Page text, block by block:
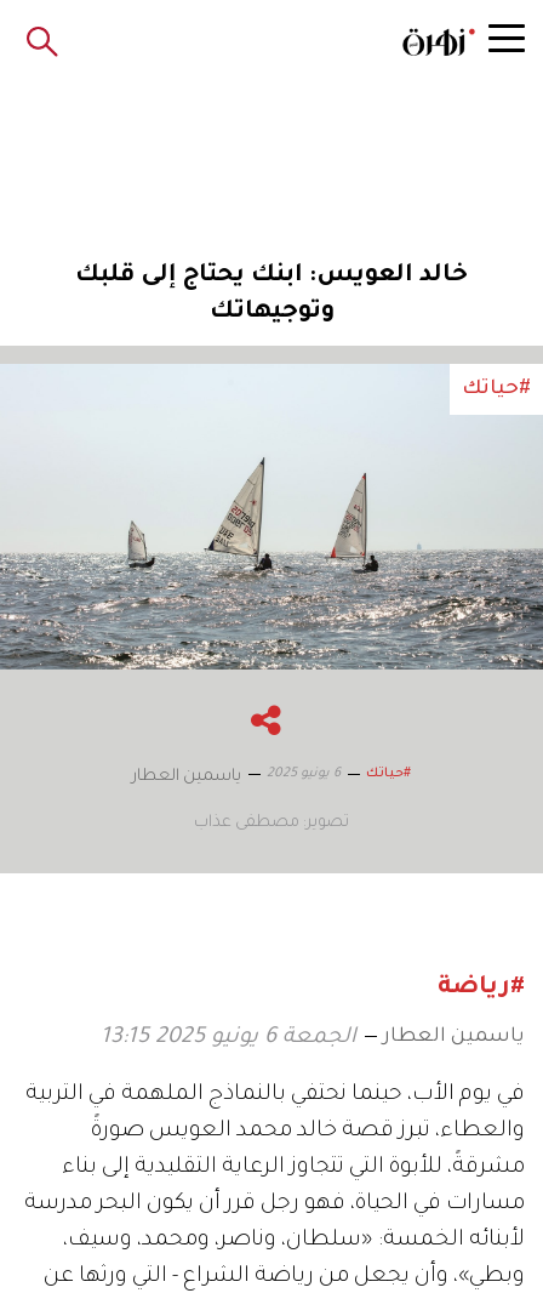
خالد العويس: ابنك يحتاج إلى قلبك
وتوجيهاتك
#حياتك
#حياتك 6 يونيو 2025 ياسمين العطار
تصوير: مصطفى عذاب
#رياضة
ياسمين العطار الجمعة 6 يونيو 2025 13:15
في يوم الأب، حينما نحتفي بالنماذج الملهمة في التربية
والعطاء، تبرز قصة خالد محمد العويس صورةً
مشرقةً، للأبوة التي تتجاوز الرعاية التقليدية إلى بناء
مسارات في الحياة، فهو رجل قرر أن يكون البحر مدرسة
لأبنائه الخمسة: «سلطان، وناصر، ومحمد، وسيف،
وبطي»، وأن يجعل من رياضة الشراع - التي ورثها عن